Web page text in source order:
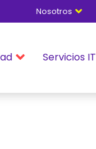

Nosotros
 Servicios IT